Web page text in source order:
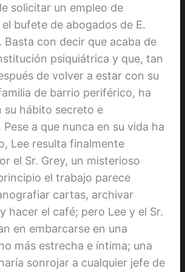
solicitar un empleo de
bufete de abogados de E.
Basta con decir que acaba de
psiquiátrica y que, tan
de volver a estar con su
de barrio periférico, ha
su hábito secreto e
a que nunca en su vida ha
Lee resulta finalmente
el Sr. Grey, un misterioso
el trabajo parece
cartas, archivar
hacer el café; pero Lee y el Sr.
en embarcarse en una
más estrecha e íntima; una
sonrojar a cualquier jefe de